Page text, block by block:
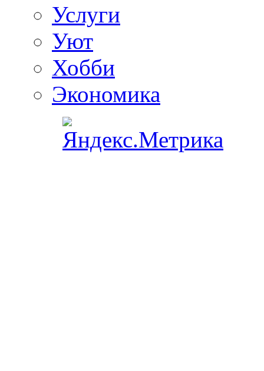
Услуги
Уют
Хобби
Экономика